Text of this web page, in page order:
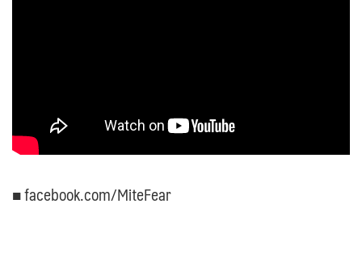
■ facebook.com/MiteFear